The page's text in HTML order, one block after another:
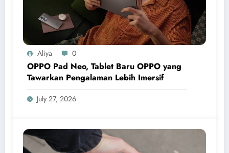
Aliya 0
OPPO Pad Neo, Tablet Baru OPPO yang
Tawarkan Pengalaman Lebih Imersif
July 27, 2026